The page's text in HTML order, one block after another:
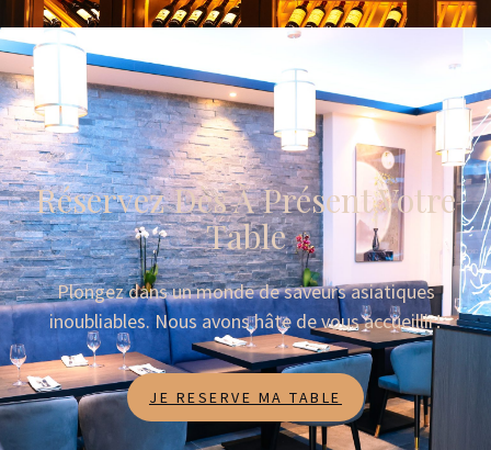
Réservez Dès À Présent Votre
Table
Plongez dans un monde de saveurs asiatiques
inoubliables. Nous avons hâte de vous accueillir!
JE RESERVE MA TABLE